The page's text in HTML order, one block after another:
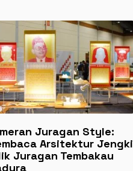
Juragan Style:
Arsitektur Jengki
Juragan Tembakau